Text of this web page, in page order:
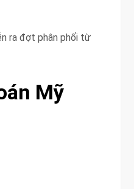
ra đợt phân phối từ
Mỹ